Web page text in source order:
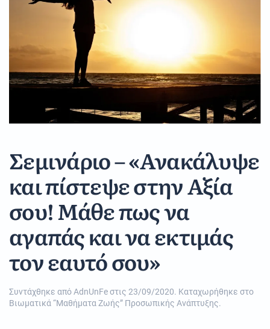
Σεμινάριο – «Ανακάλυψε
και πίστεψε στην Αξία
σου! Μάθε πως να
αγαπάς και να εκτιμάς
τον εαυτό σου»
Συντάχθηκε απόAdnUnFeστις 23/09/2020. Καταχωρήθηκε στο
Βιωματικά “Μαθήματα Ζωής” Προσωπικής Ανάπτυξης.